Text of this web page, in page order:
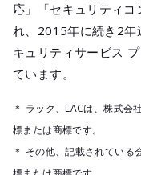
応」「セキュリティコ
れ、2015年に続き2年
キュリティサービス
ています。
＊ ラック、LACは、株式会
標または商標です。
＊ その他、記載されている